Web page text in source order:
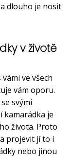
dlouho je nosit
v životě
ve všech
vám oporu.
svými
kamarádka je
života. Proto
projevit jí to i
nebo jinou